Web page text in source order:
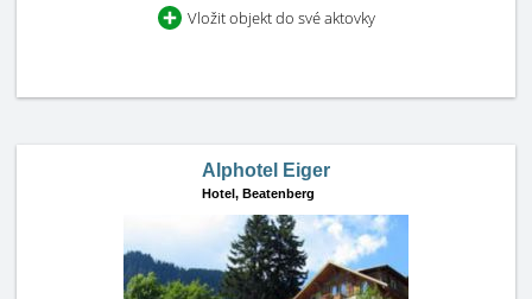
Vložit objekt do své aktovky
Alphotel Eiger
Hotel, Beatenberg